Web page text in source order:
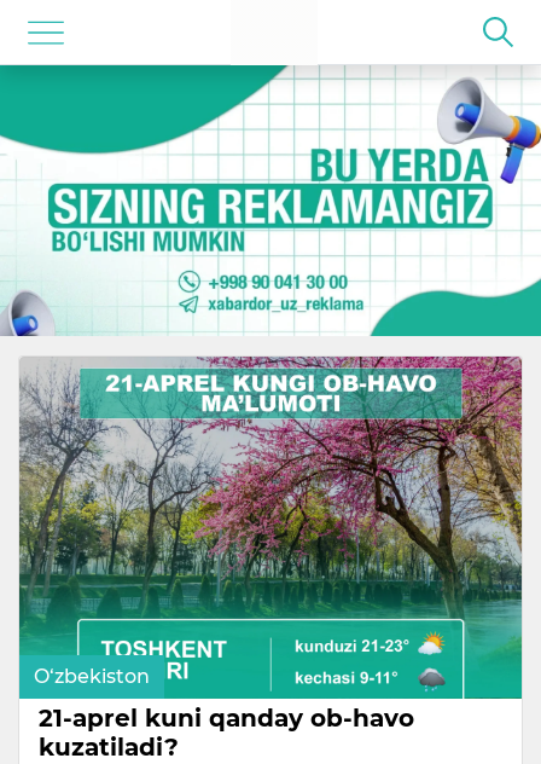
O‘zbekiston
21-aprel kuni qanday ob-havo
kuzatiladi?